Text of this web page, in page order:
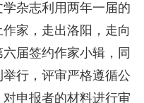
杂志利用两年一届的
家，走出洛阳，走向
届签约作家小辑，同
行，评审严格遵循公
申报者的材料进行审